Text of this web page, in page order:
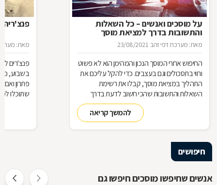
על מוסכים ואנשים – כל השאלות
והתשובות בדרך למציאת מוסך
מאת: מערכת דפי זהב 23/08/2021
החיפוש אחרי המוסך הנכון והמהימן הוא לא פשוט
ורווי בתסכולים וגם בעצבים. כדי להקל עליכם את
התהליך במציאת מוסך, קבלו את רשימת
השאלות והתשובות שהכי חשוב לדעת בדרך
להמשך קריאה
מאת:
פנצ'רים
בשבוע,
פתרון
שתוכלו
חיפושים
אנשים שחיפשו מוסכים חיפשו גם